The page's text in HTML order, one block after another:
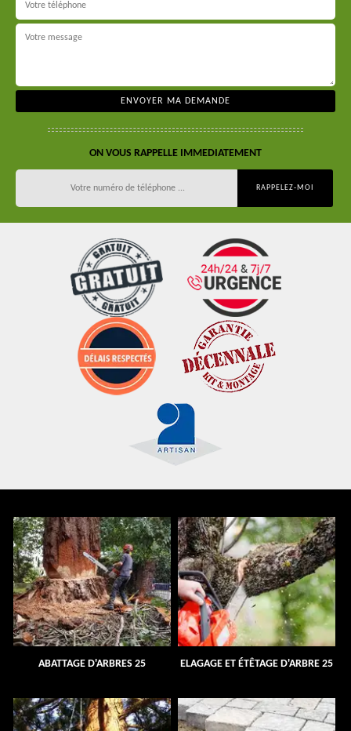
ON VOUS RAPPELLE IMMEDIATEMENT
ABATTAGE D'ARBRES 25 ELAGAGE ET ÉTÊTAGE D'ARBRE 25